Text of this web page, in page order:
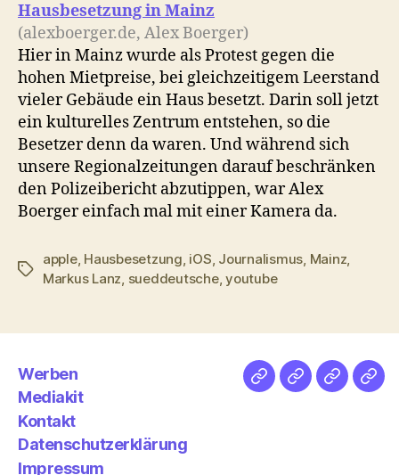
Hausbesetzung in Mainz
(alexboerger.de, Alex Boerger)
Hier in Mainz wurde als Protest gegen die
hohen Mietpreise, bei gleichzeitigem Leerstand
vieler Gebäude ein Haus besetzt. Darin soll jetzt
ein kulturelles Zentrum entstehen, so die
Besetzer denn da waren. Und während sich
unsere Regionalzeitungen darauf beschränken
den Polizeibericht abzutippen, war Alex
Boerger einfach mal mit einer Kamera da.
Schlagwörter
apple, Hausbesetzung, iOS, Journalismus, Mainz,
Markus Lanz, sueddeutsche,youtube
Werben
Mediakit
Kontakt
Datenschutzerklärung
Impressum
NetzMedien